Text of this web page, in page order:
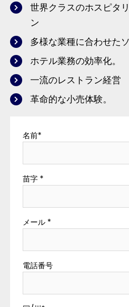
世界クラスのホスピタ
ン
多様な業種に合わせた
ホテル業務の効率化。
一流のレストラン経営
革命的な小売体験。
名前*
苗字 *
メール *
電話番号